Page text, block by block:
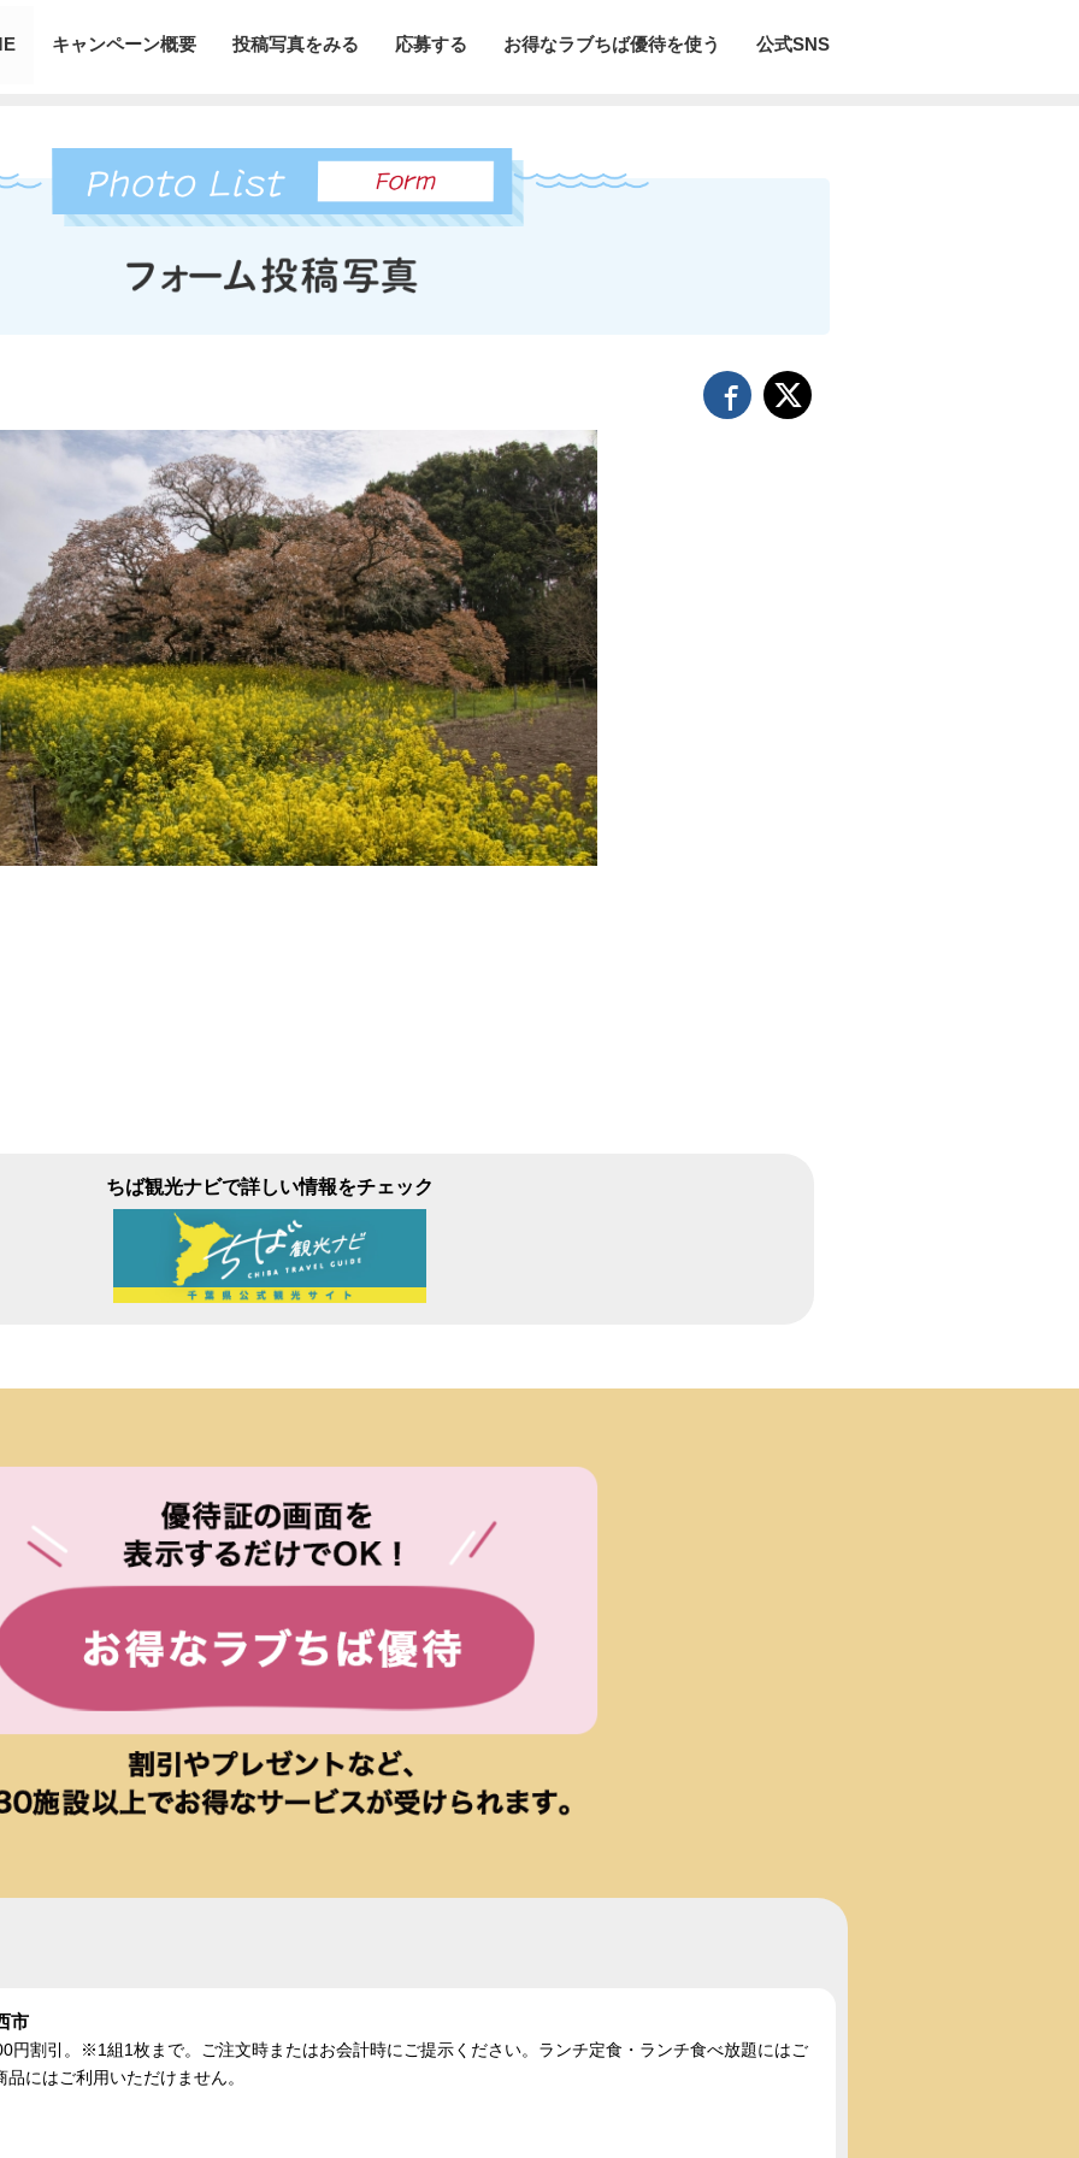
キャンペーン概要 投稿写真をみる 応募する お得なラブちば優待を使う 公式SNS
ちば観光ナビで詳しい情報をチェック
市
円割引。※1組1枚まで。ご注文時またはお会計時にご提示ください。ランチ定食・ランチ食べ放題にはご
にはご利用いただけません。